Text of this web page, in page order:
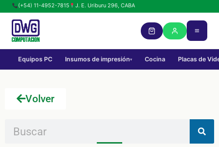
(+54) 11-4952-7815 J. E. Uriburu 296, CABA
Equipos PC Insumos de impresión▾ Cocina Placas de
Volver